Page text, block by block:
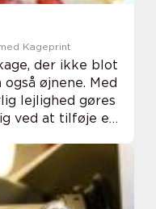
Kageprint
der ikke blot
øjnene. Med
lejlighed gøres
ved at tilføje et